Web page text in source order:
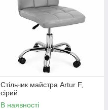
Стільчик майстра Artur F,
сірий
В наявності